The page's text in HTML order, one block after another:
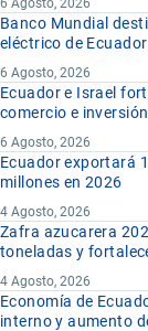
Banco Mundial
eléctrico de Ecuador
6 Agosto, 2026
Ecuador e Israel
comercio e inversión
6 Agosto, 2026
Ecuador exportará
millones en 2026
4 Agosto, 2026
Zafra azucarera
toneladas y
4 Agosto, 2026
Economía de
interno y aumento